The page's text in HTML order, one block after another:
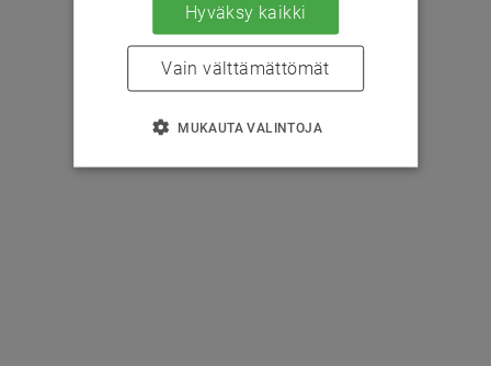
Hyväksy kaikki
Vain välttämättömät
MUKAUTA VALINTOJA